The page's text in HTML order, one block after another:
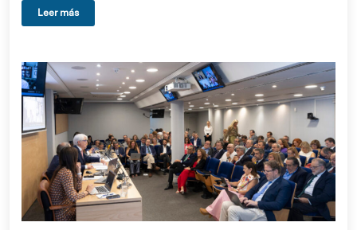
Leer más